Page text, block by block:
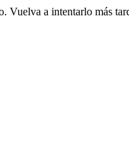
Vuelva a intentarlo más